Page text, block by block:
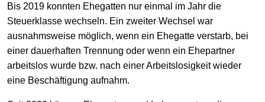
Bis 2019 konnten Ehegatten nur einmal im Jahr die
Steuerklasse wechseln. Ein zweiter Wechsel war
ausnahmsweise möglich, wenn ein Ehegatte verstarb, bei
einer dauerhaften Trennung oder wenn ein Ehepartner
arbeitslos wurde bzw. nach einer Arbeitslosigkeit wieder
eine Beschäftigung aufnahm.